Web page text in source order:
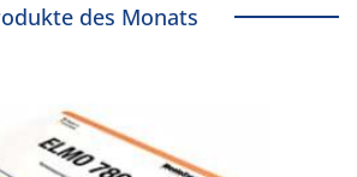
des Monats